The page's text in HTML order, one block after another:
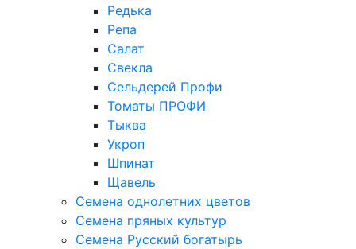
Редька
Репа
Салат
Свекла
Сельдерей Профи
Томаты ПРОФИ
Тыква
Укроп
Шпинат
Щавель
Семена однолетних цветов
Семена пряных культур
Семена Русский богатырь